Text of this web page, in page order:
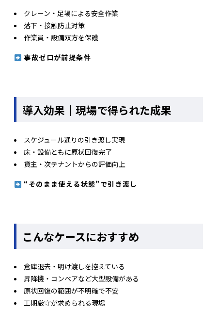
クレーン・足場による安全作業
落下・接触防止対策
作業員・設備双方を保護
事故ゼロが前提条件
導入効果｜現場で得られた成果
スケジュール通りの引き渡し実現
床・設備ともに原状回復完了
貸主・次テナントからの評価向上
“そのまま使える状態”で引き渡し
こんなケースにおすすめ
倉庫退去・明け渡しを控えている
昇降機・コンベアなど大型設備がある
原状回復の範囲が不明確で不安
工期厳守が求められる現場